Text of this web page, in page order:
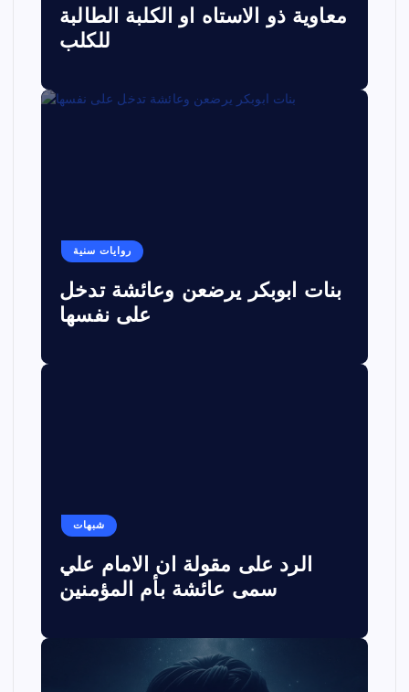
معاوية ذو الاستاه او الكلبة الطالبة
للكلب
روايات سنية
بنات ابوبكر يرضعن وعائشة تدخل
على نفسها
شبهات
الرد على مقولة ان الامام علي
سمى عائشة بأم المؤمنين